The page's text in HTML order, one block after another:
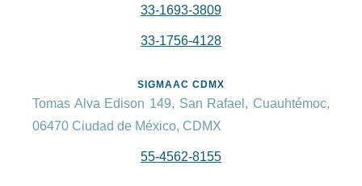
33-1693-3809
33-1756-4128
SIGMAAC CDMX
Tomas Alva Edison 149, San Rafael, Cuauhtémoc,
06470 Ciudad de México, CDMX
55-4562-8155